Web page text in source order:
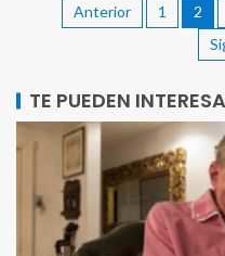
Anterior 1 2
TE PUEDEN